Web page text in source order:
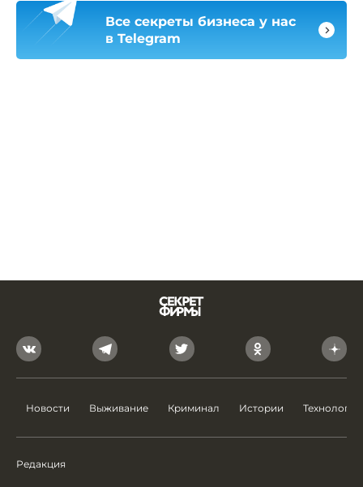
Все секреты бизнеса у нас
в Telegram
Новости Выживание Криминал Истории Технологии
Редакция